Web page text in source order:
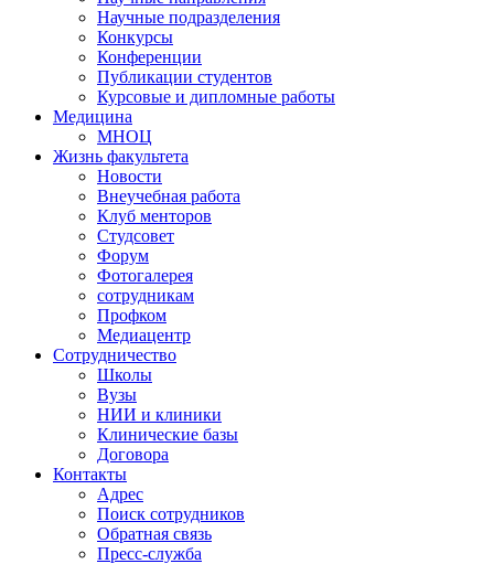
Научные подразделения
Конкурсы
Конференции
Публикации студентов
Курсовые и дипломные работы
Медицина
МНОЦ
Жизнь факультета
Новости
Внеучебная работа
Клуб менторов
Студсовет
Форум
Фотогалерея
сотрудникам
Профком
Медиацентр
Сотрудничество
Школы
Вузы
НИИ и клиники
Клинические базы
Договора
Контакты
Адрес
Поиск сотрудников
Обратная связь
Пресс-служба